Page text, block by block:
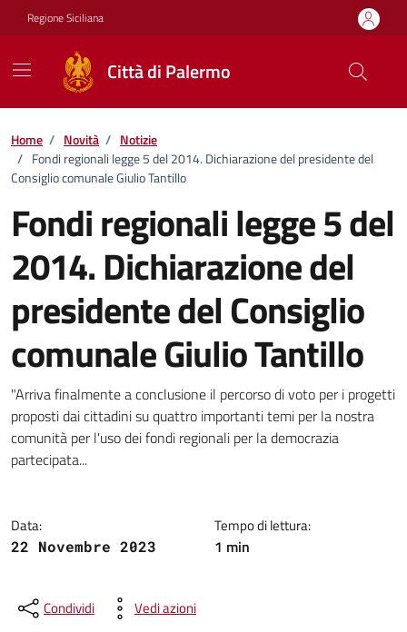
Vai ai contenuti
Vai al footer
Regione Siciliana
Città di Palermo
Home / Novità / Notizie
/ Fondi regionali legge 5 del 2014. Dichiarazione del presidente del
Consiglio comunale Giulio Tantillo
Fondi regionali legge 5 del
2014. Dichiarazione del
presidente del Consiglio
comunale Giulio Tantillo
Dettagli della notizia
"Arriva finalmente a conclusione il percorso di voto per i progetti
proposti dai cittadini su quattro importanti temi per la nostra
comunità per l'uso dei fondi regionali per la democrazia
partecipata...
Data:
22 Novembre 2023
Tempo di lettura:
1 min
Condividi Vedi azioni